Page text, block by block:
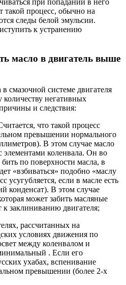
при попадании в него
такой процесс, обычно на
следы белой эмульсии.
к устранению
масло в двигатель выше
смазочной системе двигателя
негативных
и следствия:
что такой процесс
превышении нормального
В этом случае масло
элементами коленвала. Он во
по поверхности масла, в
«взбиваться» подобно «маслу
усугубляется, если в масле есть
конденсат). В этом случае
может забить масляные
к заклиниванию двигателя;
рассчитанных на
условиях движения по
между коленвалом и
. Если его
ухабах, вспенивание
превышении (более 2-х